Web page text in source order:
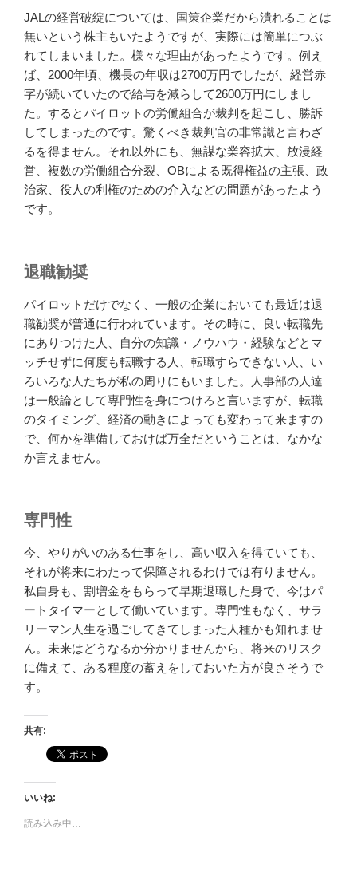
JALの経営破綻については、国策企業だから潰れることは
無いという株主もいたようですが、実際には簡単につぶ
れてしまいました。様々な理由があったようです。例え
ば、2000年頃、機長の年収は2700万円でしたが、経営赤
字が続いていたので給与を減らして2600万円にしまし
た。するとパイロットの労働組合が裁判を起こし、勝訴
してしまったのです。驚くべき裁判官の非常識と言わざ
るを得ません。それ以外にも、無謀な業容拡大、放漫経
営、複数の労働組合分裂、OBによる既得権益の主張、政
治家、役人の利権のための介入などの問題があったよう
です。
退職勧奨
パイロットだけでなく、一般の企業においても最近は退
職勧奨が普通に行われています。その時に、良い転職先
にありつけた人、自分の知識・ノウハウ・経験などとマ
ッチせずに何度も転職する人、転職すらできない人、い
ろいろな人たちが私の周りにもいました。人事部の人達
は一般論として専門性を身につけろと言いますが、転職
のタイミング、経済の動きによっても変わって来ますの
で、何かを準備しておけば万全だということは、なかな
か言えません。
専門性
今、やりがいのある仕事をし、高い収入を得ていても、
それが将来にわたって保障されるわけでは有りません。
私自身も、割増金をもらって早期退職した身で、今はパ
ートタイマーとして働いています。専門性もなく、サラ
リーマン人生を過ごしてきてしまった人種かも知れませ
ん。未来はどうなるか分かりませんから、将来のリスク
に備えて、ある程度の蓄えをしておいた方が良さそうで
す。
共有:
いいね:
読み込み中…